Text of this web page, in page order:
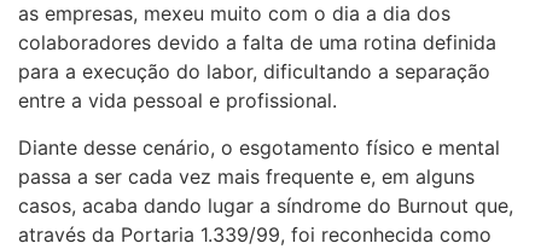
as empresas, mexeu muito com o dia a dia dos
colaboradores devido a falta de uma rotina definida
para a execução do labor, dificultando a separação
entre a vida pessoal e profissional.
Diante desse cenário, o esgotamento físico e mental
passa a ser cada vez mais frequente e, em alguns
casos, acaba dando lugar a síndrome do Burnout que,
através da Portaria 1.339/99, foi reconhecida como